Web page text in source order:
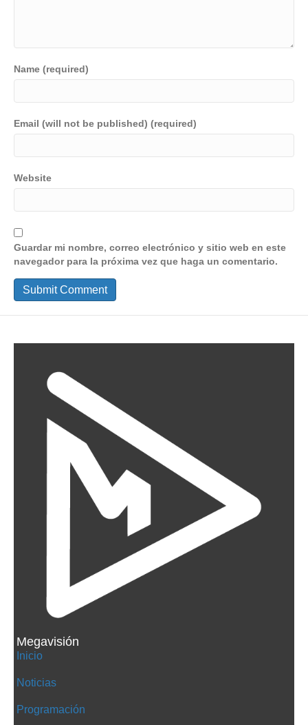
Name (required)
Email (will not be published) (required)
Website
Guardar mi nombre, correo electrónico y sitio web en este
navegador para la próxima vez que haga un comentario.
Megavisión
Inicio
Noticias
Programación